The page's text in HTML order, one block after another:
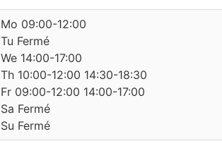
Mo 09:00-12:00
Tu Fermé
We 14:00-17:00
Th 10:00-12:00 14:30-18:30
Fr 09:00-12:00 14:00-17:00
Sa Fermé
Su Fermé